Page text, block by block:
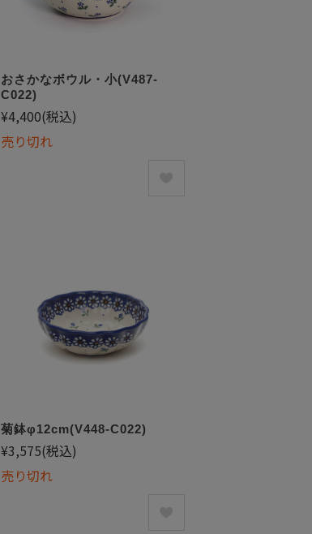
おさかなボウル・小(V487-
C022)
¥4,400(税込)
売り切れ
菊鉢φ12cm(V448-C022)
¥3,575(税込)
売り切れ